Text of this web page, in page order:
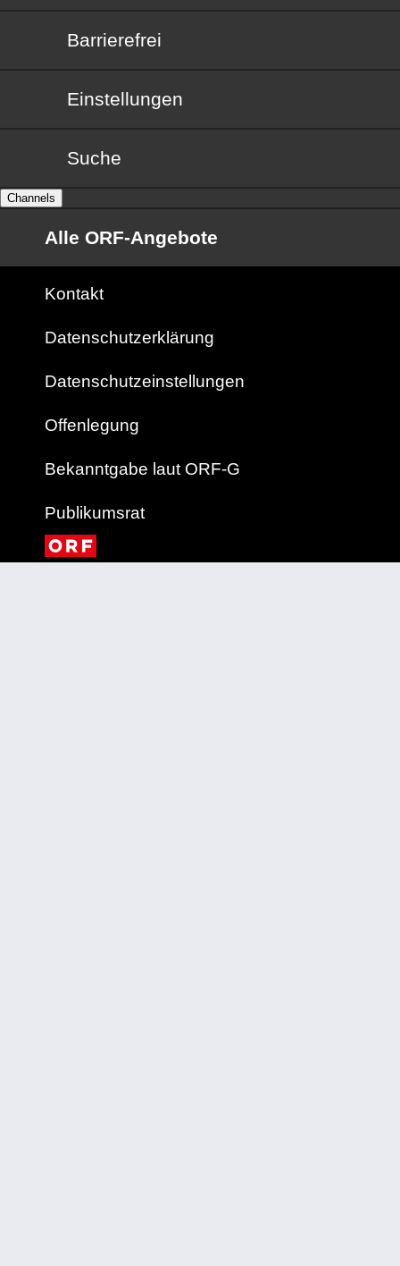
Barrierefrei
Barrierefrei
Einstellungen
Suche
Channels
Alle ORF-Angebote
Kontakt
Datenschutzerklärung
Datenschutzeinstellungen
Offenlegung
Bekanntgabe laut ORF-G
Publikumsrat